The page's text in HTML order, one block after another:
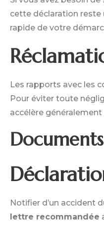
cette déclaration reste
rapide de votre
Les rapports avec les
Pour éviter toute
accélère
Notifier d’un accident
lettre recommandée